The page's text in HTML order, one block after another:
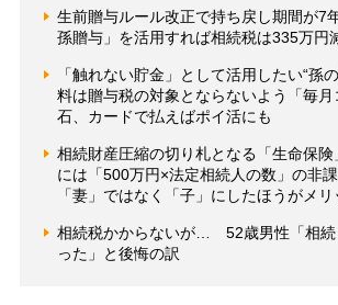
生前贈与ルール改正で持ち戻し期間が
孫贈与」を活用すれば相続税は335万円
「触れない貯金」として活用したい“
料は贈与税の対象とならないよう「毎月
石、カードで払えばポイ活にも
相続財産圧縮の切り札となる「生命保
には「500万円×法定相続人の数」の非
「妻」ではなく「子」にしたほうがメ
相続税かからないが… 52歳男性「相続
った」と後悔の訳